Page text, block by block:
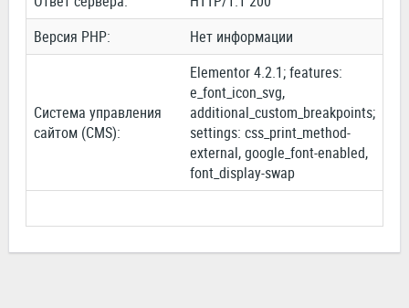
Версия PHP:
Нет информации
Система управления
сайтом (CMS):
Elementor 4.2.1; features:
e_font_icon_svg,
additional_custom_breakpoints;
settings: css_print_method-
external, google_font-enabled,
font_display-swap